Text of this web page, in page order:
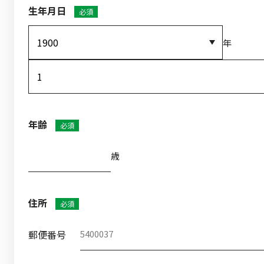
生年月日 必須
年
年齢 必須
歳
住所 必須
郵便番号